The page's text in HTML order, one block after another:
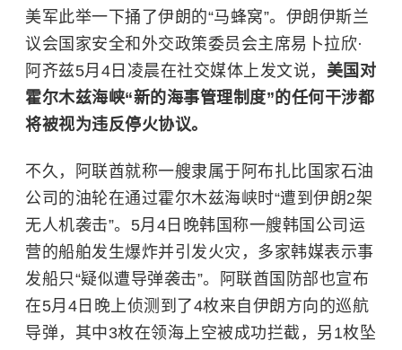
美军此举一下捅了伊朗的“马蜂窝”。伊朗伊斯兰
议会国家安全和外交政策委员会主席易卜拉欣·
阿齐兹5月4日凌晨在社交媒体上发文说， 美国对
霍尔木兹海峡“新的海事管理制度”的任何干涉都
将被视为违反停火协议。
不久，阿联酋就称一艘隶属于阿布扎比国家石油
公司的油轮在通过霍尔木兹海峡时“遭到伊朗2架
无人机袭击”。5月4日晚韩国称一艘韩国公司运
营的船舶发生爆炸并引发火灾，多家韩媒表示事
发船只“疑似遭导弹袭击”。阿联酋国防部也宣布
在5月4日晚上侦测到了4枚来自伊朗方向的巡航
导弹，其中3枚在领海上空被成功拦截，另1枚坠